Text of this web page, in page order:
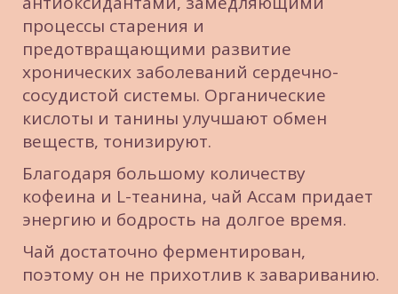
процессы старения и
предотвращающими развитие
хронических заболеваний сердечно-
сосудистой системы. Органические
кислоты и танины улучшают обмен
веществ, тонизируют.
Благодаря большому количеству
кофеина и L-теанина, чай Ассам придает
энергию и бодрость на долгое время.
Чай достаточно ферментирован,
поэтому он не прихотлив к завариванию.